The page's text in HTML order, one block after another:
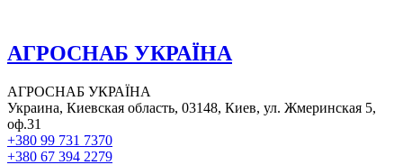
АГРОСНАБ УКРАЇНА
АГРОСНАБ УКРАЇНА
Украина, Киевская область, 03148, Киев, ул. Жмеринская 5,
оф.31
+380 99 731 7370
+380 67 394 2279